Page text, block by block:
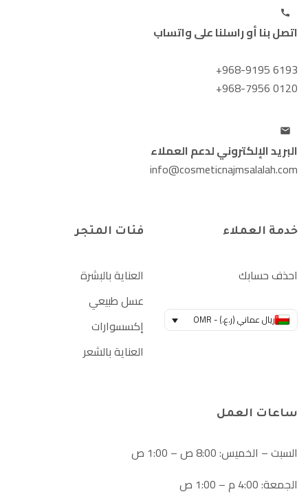
اتصل بنا أو راسلنا على واتساب
+968-9195 6193
+968-7956 0120
البريد الإلكتروني لدعم العملاء
info@cosmeticnajmsalalah.com
خدمة العملاء
احذف حسابك
ريال عماني (ر.ع.) - OMR
فئات المتجر
العناية بالبشرة
عسل طبيعي
إكسسوارات
العناية بالشعر
ساعات العمل
السبت – الخميس: 8:00 ص – 1:00 ص
الجمعة: 4:00 م – 1:00 ص